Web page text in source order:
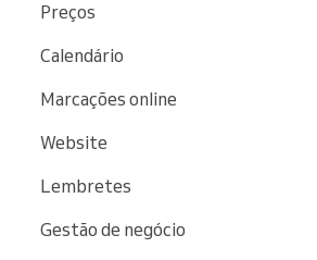
Preços
Calendário
Marcações online
Website
Lembretes
Gestão de negócio